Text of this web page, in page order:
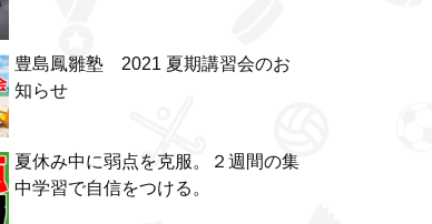
豊島鳳雛塾 2021 夏期講習会のお
知らせ
夏休み中に弱点を克服。２週間の集
中学習で自信をつける。